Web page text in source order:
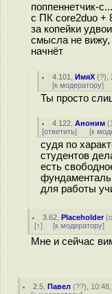
поппеннетчик-
с ПК core2duo +
за копейки
смысла не вижу,
начнёт
4.101 ,ИмяХ (?),
[к модератору]
Ты просто
4.122 ,Аноним (
[ответить] [к
судя по
студентов
есть
для работы
3.62 ,Placeholder(
[↑] [к модератору]
Мне и сейчас
2.5 ,Павел (??),